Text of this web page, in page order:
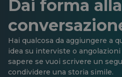
Dai forma alla
Hai qualcosa da aggiungere a
idea su interviste o angolazioni
sapere se vuoi scrivere un
condividere una storia simile.